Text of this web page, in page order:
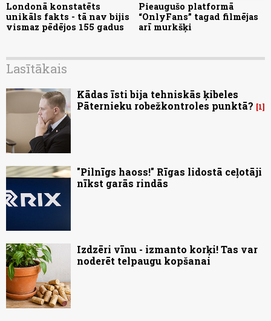
Londonā konstatēts
unikāls fakts - tā nav bijis
vismaz pēdējos 155 gadus
Pieaugušo platformā
“OnlyFans” tagad filmējas
arī murkšķi
Lasītākais
Kādas īsti bija tehniskās ķibeles
Pāternieku robežkontroles punktā?
1
"Pilnīgs haoss!" Rīgas lidostā ceļotāji
nīkst garās rindās
Izdzēri vīnu - izmanto korķi! Tas var
noderēt telpaugu kopšanai